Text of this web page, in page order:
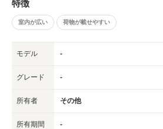
特徴
室内が広い 荷物が載せやすい
モデル -
グレード -
所有者 その他
所有期間 -